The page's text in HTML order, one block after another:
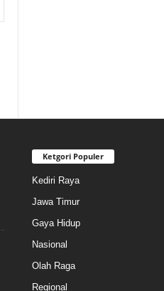
Ketgori Populer
Kediri Raya
Jawa Timur
Gaya Hidup
Nasional
Olah Raga
Regional